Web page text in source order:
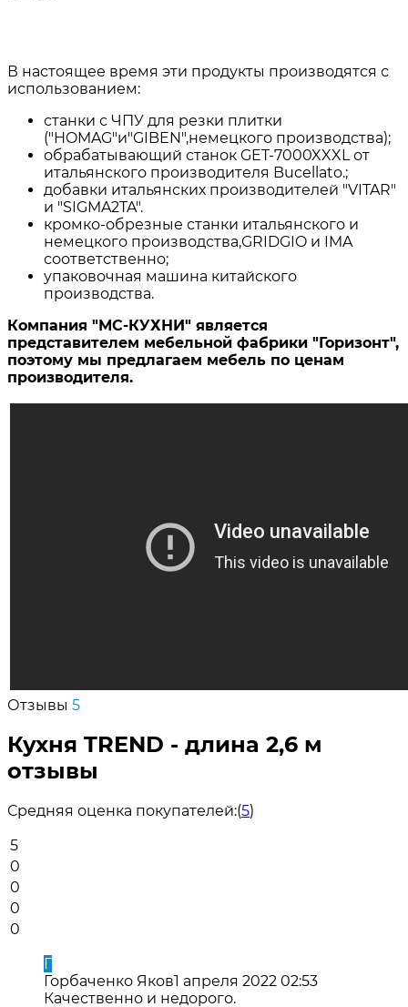
В настоящее время эти продукты производятся с
использованием:
станки с ЧПУ для резки плитки
("HOMAG"и"GIBEN",немецкого производства);
обрабатывающий станок GET-7000XXXL от
итальянского производителя Bucellato.;
добавки итальянских производителей "VITAR"
и "SIGMA2TA".
кромко-обрезные станки итальянского и
немецкого производства,GRIDGIO и IMA
соответственно;
упаковочная машина китайского
производства.
Компания "МС-КУХНИ" является
представителем мебельной фабрики "Горизонт",
поэтому мы предлагаем мебель по ценам
производителя.
Отзывы 5
Кухня TREND - длина 2,6 м
отзывы
Средняя оценка покупателей:(5)
5
0
0
0
0
Г
Горбаченко Яков1 апреля 2022 02:53
Качественно и недорого.